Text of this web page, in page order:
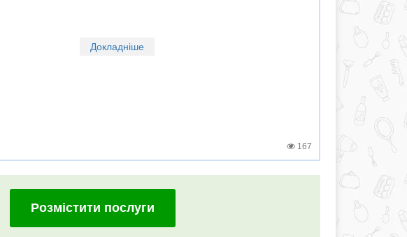
Докладніше
167
Розмістити послуги